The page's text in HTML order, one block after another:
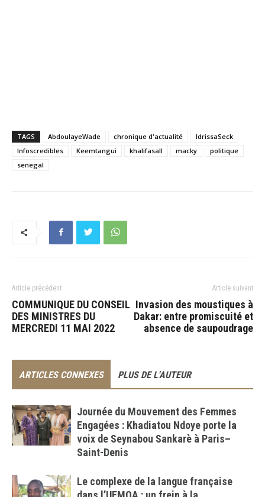
TAGS AbdoulayeWade chronique d'actualité
IdrissaSeck
Infoscredibles
Keemtangui khalifasall macky
politique
senegal
Article précédent
COMMUNIQUE DU CONSEIL
DES MINISTRES DU
MERCREDI 11 MAI 2022
Article suivant
Invasion des moustiques à
Dakar: entre promiscuité et
absence de saupoudrage
ARTICLES CONNEXES PLUS DE L'AUTEUR
Journée du Mouvement des Femmes
Engagées : Khadiatou Ndoye porte la
voix de Seynabou Sankarè à Paris–
Saint-Denis
Le complexe de la langue française